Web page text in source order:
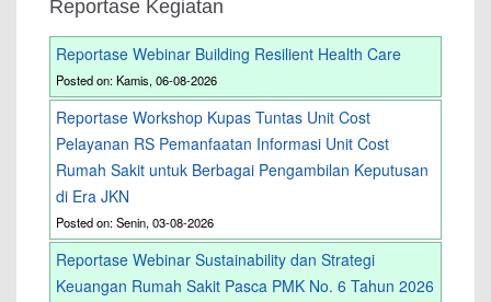
Reportase Kegiatan
Reportase Webinar Building Resilient Health Care
Posted on: Kamis, 06-08-2026
Reportase Workshop Kupas Tuntas Unit Cost
Pelayanan RS Pemanfaatan Informasi Unit Cost
Rumah Sakit untuk Berbagai Pengambilan Keputusan
di Era JKN
Posted on: Senin, 03-08-2026
Reportase Webinar Sustainability dan Strategi
Keuangan Rumah Sakit Pasca PMK No. 6 Tahun 2026